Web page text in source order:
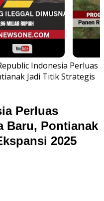
Indonesia Perluas
Jadi Titik Strategis
Perluas
Baru, Pontianak
2025